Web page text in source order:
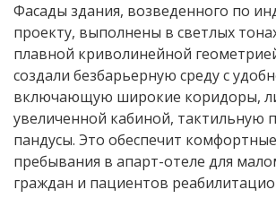
Фасады здания, возведенного по
проекту, выполнены в светлых
плавной криволинейной
создали безбарьерную среду с
включающую широкие коридоры,
увеличенной кабиной, тактильную
пандусы. Это обеспечит
пребывания в апарт-отеле для
граждан и пациентов